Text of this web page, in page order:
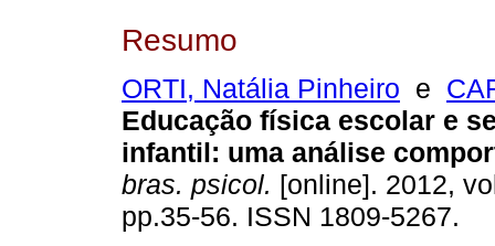
Resumo
ORTI, Natália Pinheiro e
Educação física escolar e
infantil: uma análise
bras. psicol. [online]. 2012,
pp.35-56. ISSN 1809-5267.